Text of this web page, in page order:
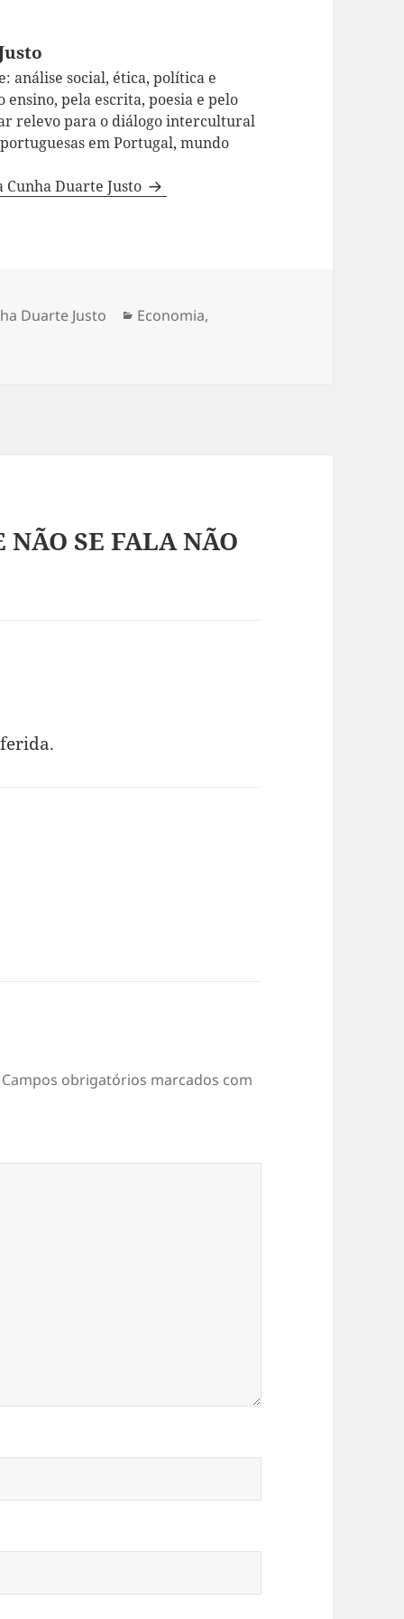
análise social, ética, política e
pela escrita, poesia e pelo
relevo para o diálogo intercultural
em Portugal, mundo
Cunha Duarte Justo
Duarte Justo Categorias
Economia,
SE FALA NÃO
Campos obrigatórios marcados com